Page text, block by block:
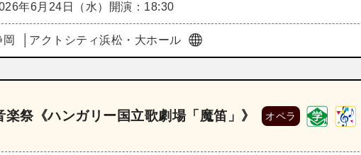
年6月24日（水） 開演：18:30
岡 アクトシティ浜松・大ホール
祭《ハンガリー国立歌劇場「魔笛」》 オペラ